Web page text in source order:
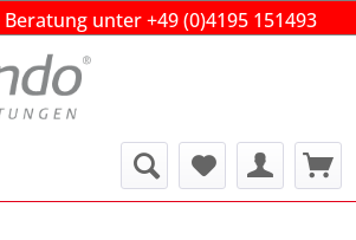
Ihr Partner im Gross- und
Einzelhandel!
Ihr Partner im Gross- und
Einzelhandel!
Ihr Partner im Gross- und
Einzelhandel!